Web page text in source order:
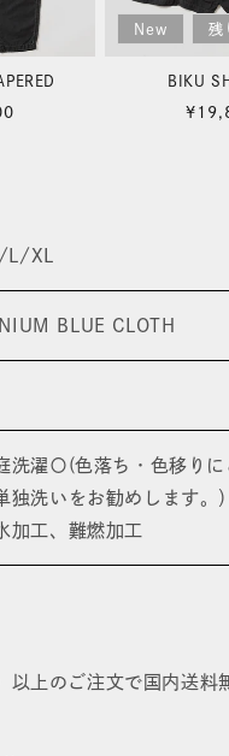
New 残
BIKU
通
L/XL
BLUE CLOTH
洗濯〇(色落ち・色移り
独洗いをお勧めします。）
加工、難燃加工
上のご注文で国内送料